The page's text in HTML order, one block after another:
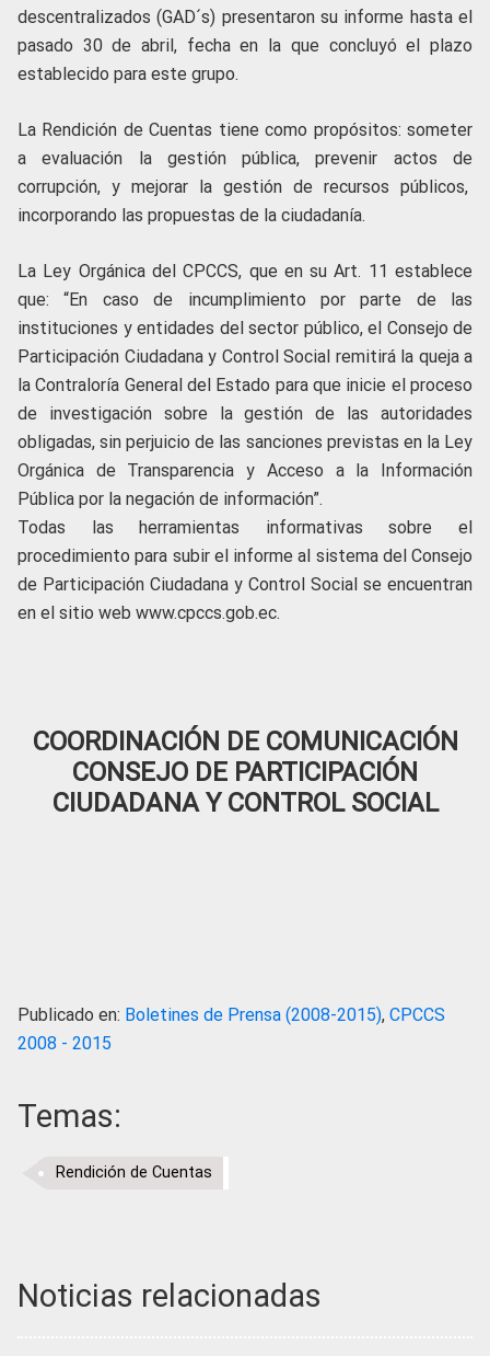
descentralizados (GAD´s) presentaron su informe hasta el
pasado 30 de abril, fecha en la que concluyó el plazo
establecido para este grupo.
La Rendición de Cuentas tiene como propósitos: someter
a evaluación la gestión pública, prevenir actos de
corrupción, y mejorar la gestión de recursos públicos,
incorporando las propuestas de la ciudadanía.
La Ley Orgánica del CPCCS, que en su Art. 11 establece
que: “En caso de incumplimiento por parte de las
instituciones y entidades del sector público, el Consejo de
Participación Ciudadana y Control Social remitirá la queja a
la Contraloría General del Estado para que inicie el proceso
de investigación sobre la gestión de las autoridades
obligadas, sin perjuicio de las sanciones previstas en la Ley
Orgánica de Transparencia y Acceso a la Información
Pública por la negación de información”.
Todas las herramientas informativas sobre el
procedimiento para subir el informe al sistema del Consejo
de Participación Ciudadana y Control Social se encuentran
en el sitio web www.cpccs.gob.ec.
COORDINACIÓN DE COMUNICACIÓN
CONSEJO DE PARTICIPACIÓN
CIUDADANA Y CONTROL SOCIAL
Publicado en: Boletines de Prensa (2008-2015), CPCCS
2008 - 2015
Temas:
Rendición de Cuentas
Noticias relacionadas